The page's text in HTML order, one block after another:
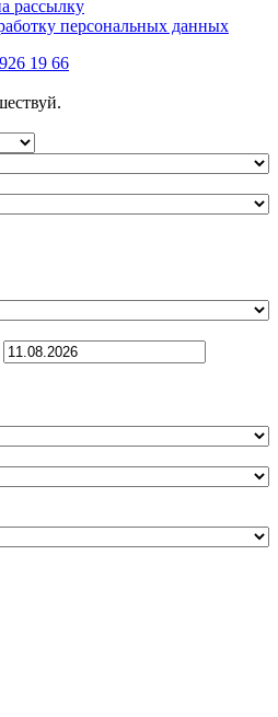
рассылку
персональных данных
19 66